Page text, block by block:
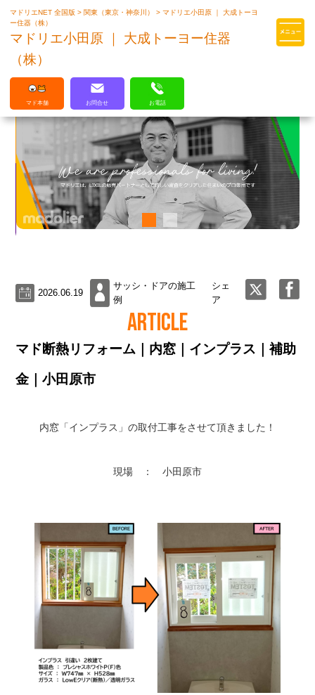
マドリエはLIXILの厳しい基準を
マドリエNET 全国版> 関東（東京・神奈川）>マドリエ小田原 ｜ 大成トーヨ
ー住器（株）
マドリエ小田原 ｜ 大成トーヨー住器
（株）
マド本舗 お問合せ お電話
2026.06.19
サッシ・ドアの施工
例
シェ
ア
ARTICLE
マド断熱リフォーム｜内窓｜インプラス｜補助
金｜小田原市